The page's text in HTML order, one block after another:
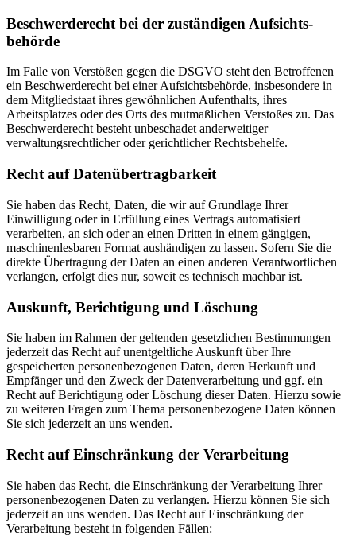
Beschwerde­recht bei der zuständigen Aufsichts­
behörde
Im Falle von Verstößen gegen die DSGVO steht den Betroffenen
ein Beschwerderecht bei einer Aufsichtsbehörde, insbesondere in
dem Mitgliedstaat ihres gewöhnlichen Aufenthalts, ihres
Arbeitsplatzes oder des Orts des mutmaßlichen Verstoßes zu. Das
Beschwerderecht besteht unbeschadet anderweitiger
verwaltungsrechtlicher oder gerichtlicher Rechtsbehelfe.
Recht auf Daten­übertrag­barkeit
Sie haben das Recht, Daten, die wir auf Grundlage Ihrer
Einwilligung oder in Erfüllung eines Vertrags automatisiert
verarbeiten, an sich oder an einen Dritten in einem gängigen,
maschinenlesbaren Format aushändigen zu lassen. Sofern Sie die
direkte Übertragung der Daten an einen anderen Verantwortlichen
verlangen, erfolgt dies nur, soweit es technisch machbar ist.
Auskunft, Berichtigung und Löschung
Sie haben im Rahmen der geltenden gesetzlichen Bestimmungen
jederzeit das Recht auf unentgeltliche Auskunft über Ihre
gespeicherten personenbezogenen Daten, deren Herkunft und
Empfänger und den Zweck der Datenverarbeitung und ggf. ein
Recht auf Berichtigung oder Löschung dieser Daten. Hierzu sowie
zu weiteren Fragen zum Thema personenbezogene Daten können
Sie sich jederzeit an uns wenden.
Recht auf Einschränkung der Verarbeitung
Sie haben das Recht, die Einschränkung der Verarbeitung Ihrer
personenbezogenen Daten zu verlangen. Hierzu können Sie sich
jederzeit an uns wenden. Das Recht auf Einschränkung der
Verarbeitung besteht in folgenden Fällen: